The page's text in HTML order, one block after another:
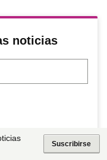
Suscribirse
noticias